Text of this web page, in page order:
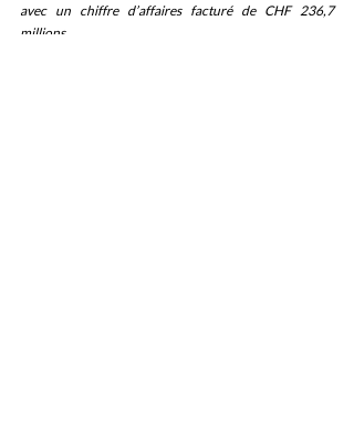
avec un chiffre d’affaires facturé de CHF 236,7
millions.